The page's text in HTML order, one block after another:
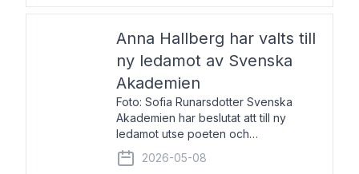
nyinstiftat och syftar till att lyfta fram
Anna Hallberg har valts till
ny ledamot av Svenska
Akademien
Foto: Sofia Runarsdotter Svenska
Akademien har beslutat att till ny
ledamot utse poeten och
litteraturkritikern Anna Hallberg. Hon
efterträder poeten Tua Forsström på
2026-05-08